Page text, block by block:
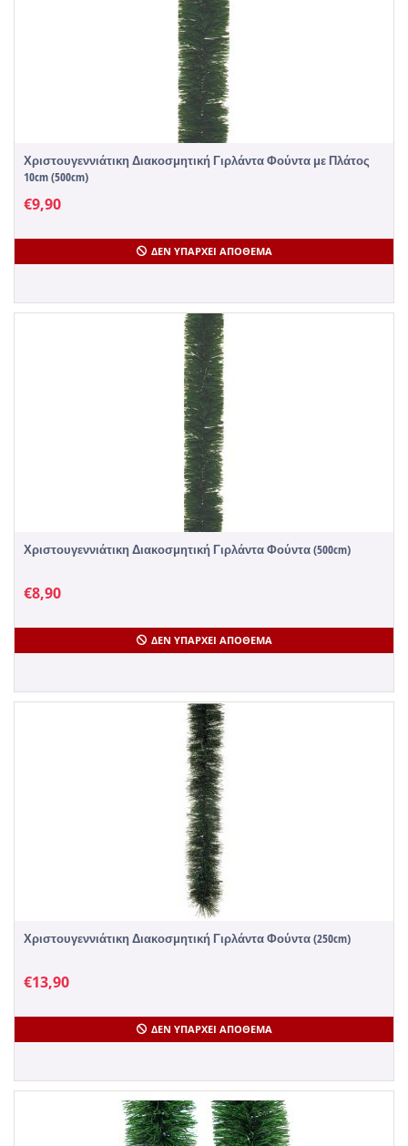
Χριστουγεννιάτικη Διακοσμητική Γιρλάντα Φούντα με Πλάτος
10cm (500cm)
€9,90
ΔΕΝ ΥΠΆΡΧΕΙ ΑΠΌΘΕΜΑ
Χριστουγεννιάτικη Διακοσμητική Γιρλάντα Φούντα (500cm)
€8,90
ΔΕΝ ΥΠΆΡΧΕΙ ΑΠΌΘΕΜΑ
Χριστουγεννιάτικη Διακοσμητική Γιρλάντα Φούντα (250cm)
€13,90
ΔΕΝ ΥΠΆΡΧΕΙ ΑΠΌΘΕΜΑ